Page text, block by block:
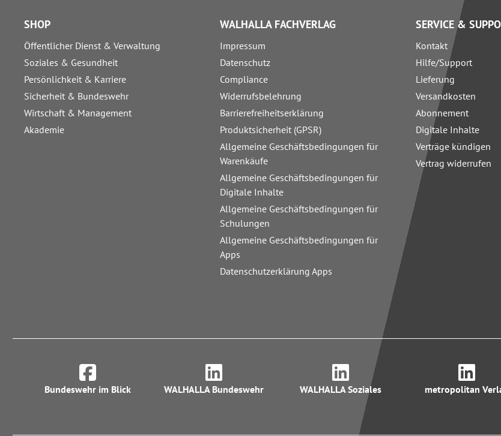
SHOP
Öffentlicher Dienst & Verwaltung
Soziales & Gesundheit
Persönlichkeit & Karriere
Sicherheit & Bundeswehr
Wirtschaft & Management
Akademie
WALHALLA FACHVERLAG
Impressum
Datenschutz
Compliance
Widerrufsbelehrung
Barrierefreiheitserklärung
Produktsicherheit (GPSR)
Allgemeine Geschäftsbedingungen für
Warenkäufe
Allgemeine Geschäftsbedingungen für
Digitale Inhalte
Allgemeine Geschäftsbedingungen für
Schulungen
Allgemeine Geschäftsbedingungen für
Apps
Datenschutzerklärung Apps
SERVICE &
Kontakt
Hilfe/Support
Lieferung
Versandkosten
Abonnement
Digitale Inhalte
Verträge kündigen
Vertrag widerrufen
Bundeswehr im Blick WALHALLA Bundeswehr WALHALLA Soziales metropolitan